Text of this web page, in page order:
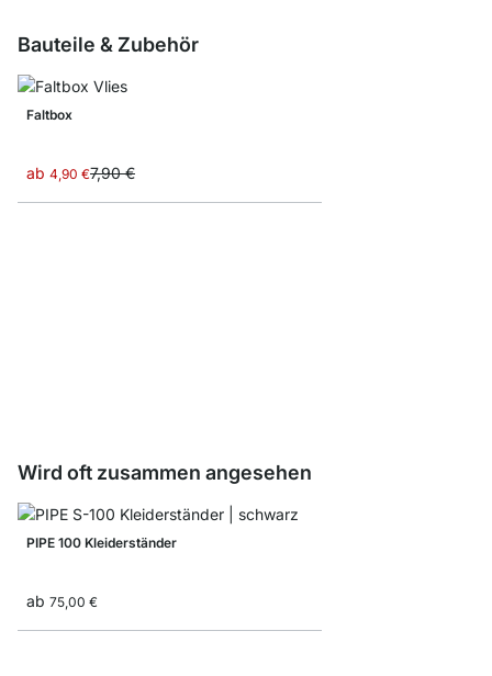
Bauteile & Zubehör
Faltbox
ab 4,90 €7,90 €
Wird oft zusammen angesehen
PIPE 100 Kleiderständer
ab 75,00 €